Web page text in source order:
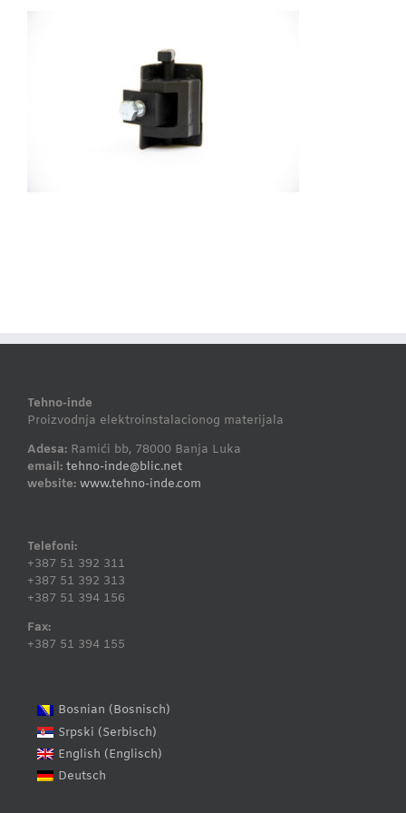
Tehno-inde
Proizvodnja elektroinstalacionog materijala
Adesa: Ramići bb, 78000 Banja Luka
email: tehno-inde@blic.net
website: www.tehno-inde.com
Telefoni:
+387 51 392 311
+387 51 392 313
+387 51 394 156
Fax:
+387 51 394 155
Bosnian (Bosnisch)
Srpski (Serbisch)
English (Englisch)
Deutsch